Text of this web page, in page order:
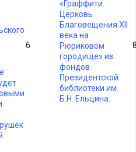
6
«Граффити.
Церковь
Благовещения XII
века на
Рюриковом
городище» из
фондов
Президентской
библиотеки им.
Б.Н. Ельцина.